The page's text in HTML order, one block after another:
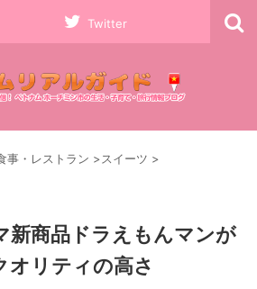
Twitter
事・レストラン >スイーツ >
新商品ドラえもんマンが
オリティの高さ